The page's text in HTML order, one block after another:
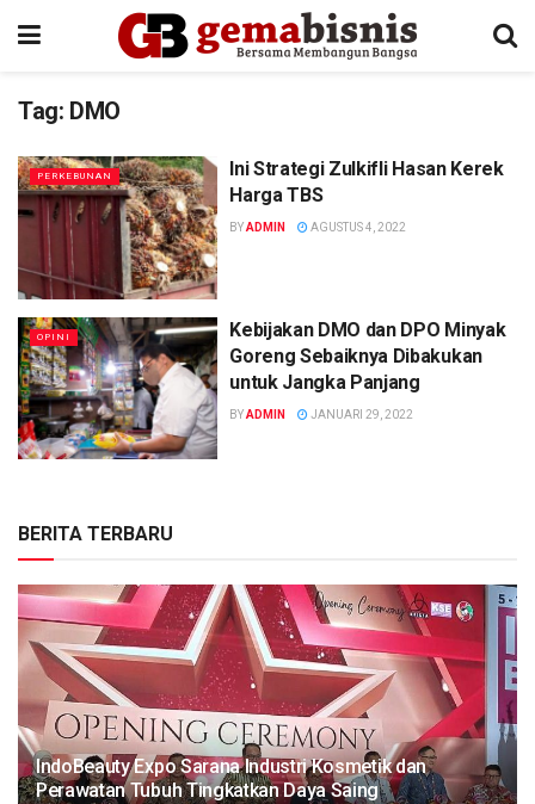
Tag: DMO
PERKEBUNAN
Ini Strategi Zulkifli Hasan Kerek
Harga TBS
BYADMIN AGUSTUS 4, 2022
OPINI
Kebijakan DMO dan DPO Minyak
Goreng Sebaiknya Dibakukan
untuk Jangka Panjang
BYADMIN JANUARI 29, 2022
BERITA TERBARU
IndoBeauty Expo Sarana Industri Kosmetik dan
Perawatan Tubuh Tingkatkan Daya Saing